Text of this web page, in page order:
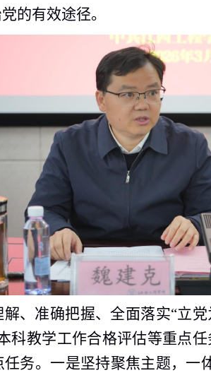
的有效途径。
、准确把握、全面落实“立
科教学工作合格评估等重点
务。一是坚持聚焦主题，一